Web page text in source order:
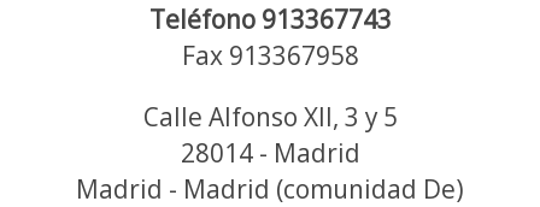
Teléfono 913367743
Fax 913367958
Calle Alfonso XII, 3 y 5
28014 - Madrid
Madrid - Madrid (comunidad De)